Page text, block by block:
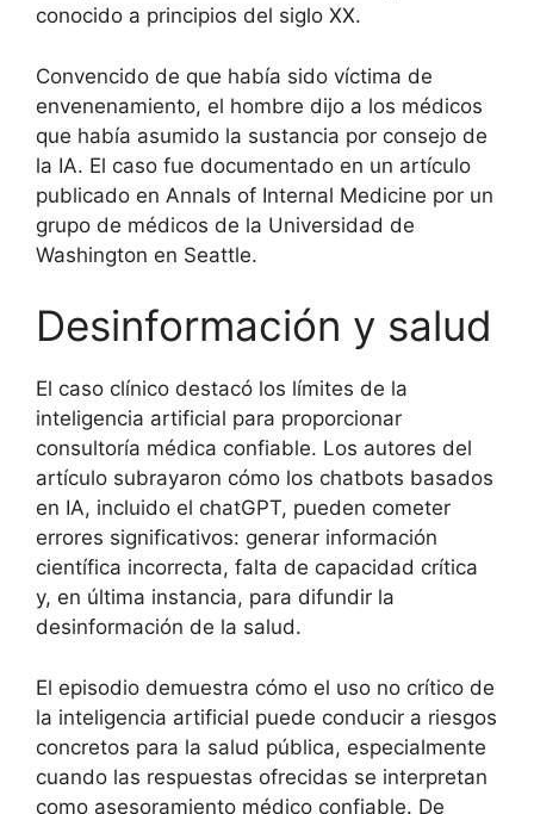
conocido a principios del siglo XX.
Convencido de que había sido víctima de
envenenamiento, el hombre dijo a los médicos
que había asumido la sustancia por consejo de
la IA. El caso fue documentado en un artículo
publicado en Annals of Internal Medicine por un
grupo de médicos de la Universidad de
Washington en Seattle.
Desinformación y salud
El caso clínico destacó los límites de la
inteligencia artificial para proporcionar
consultoría médica confiable. Los autores del
artículo subrayaron cómo los chatbots basados
en IA, incluido el chatGPT, pueden cometer
errores significativos: generar información
científica incorrecta, falta de capacidad crítica
y, en última instancia, para difundir la
desinformación de la salud.
El episodio demuestra cómo el uso no crítico de
la inteligencia artificial puede conducir a riesgos
concretos para la salud pública, especialmente
cuando las respuestas ofrecidas se interpretan
como asesoramiento médico confiable. De